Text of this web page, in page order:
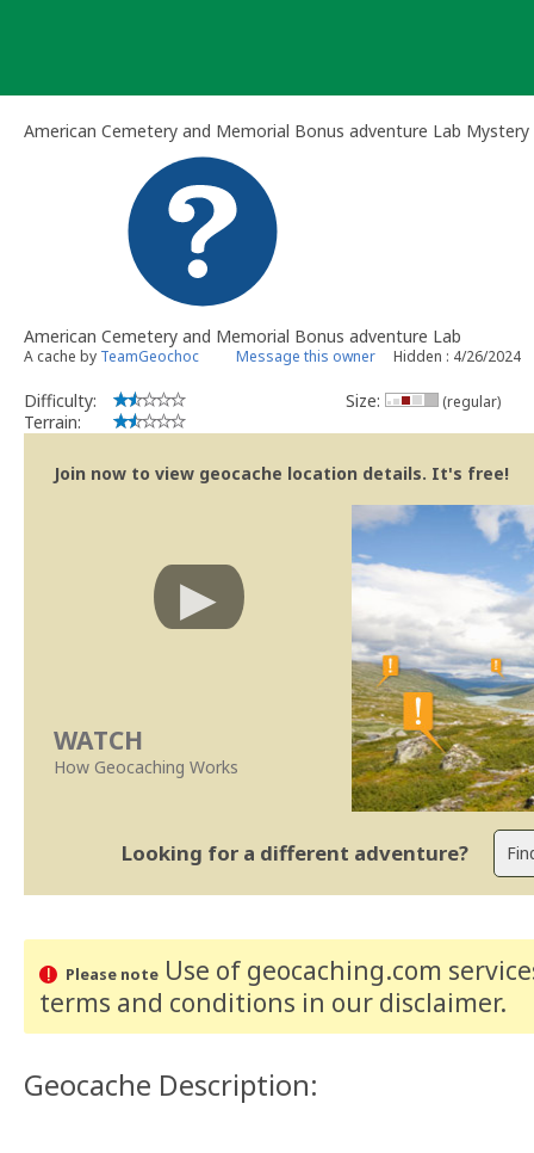
American Cemetery and Memorial Bonus adventure Lab Mystery
American Cemetery and Memorial Bonus adventure Lab
A cache by TeamGeochoc Message this owner Hidden : 4/26/2024
Difficulty:
Terrain:
Size: (regular)
Join now to view geocache location details. It's free!
WATCH
How Geocaching Works
Looking for a different adventure?
Please noteUse of geocaching.com
terms and conditions in our disclaimer.
Geocache Description: